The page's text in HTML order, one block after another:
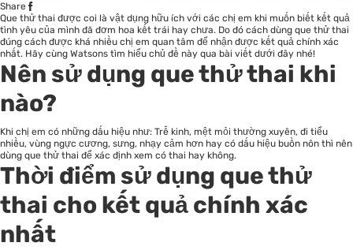
Share
Que thử thai được coi là vật dụng hữu ích với các chị em khi muốn biết kết quả
tình yêu của mình đã đơm hoa kết trái hay chưa. Do đó cách dùng que thử thai
đúng cách được khá nhiều chị em quan tâm để nhận được kết quả chính xác
nhất. Hãy cùng Watsons tìm hiểu chủ đề này qua bài viết dưới đây nhé!
Nên sử dụng que thử thai khi
nào?
Khi chị em có những dấu hiệu như: Trễ kinh, mệt mỏi thường xuyên, đi tiểu
nhiều, vùng ngực cương, sưng, nhạy cảm hơn hay có dấu hiệu buồn nôn thì nên
dùng que thử thai để xác định xem có thai hay không.
Thời điểm sử dụng que thử
thai cho kết quả chính xác
nhất